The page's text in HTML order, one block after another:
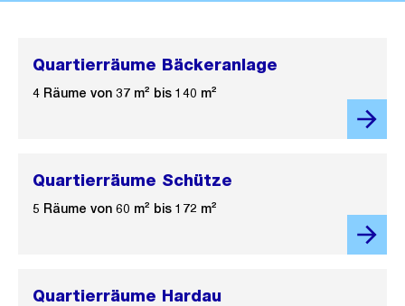
Quartierräume Bäckeranlage
4 Räume von 37 m² bis 140 m²
Quartierräume Schütze
5 Räume von 60 m² bis 172 m²
Quartierräume Hardau